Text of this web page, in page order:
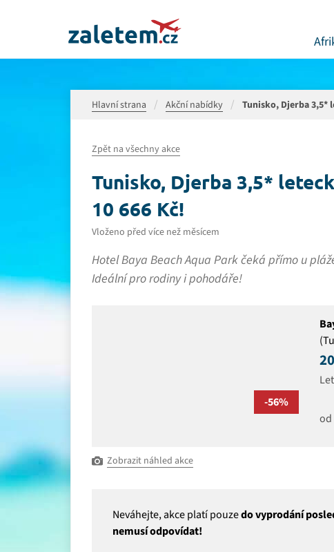
Hlavní strana Akční nabídky Tunisko, Djerba 3,5*
Zpět na všechny akce
Tunisko, Djerba 3,5*
10 666 Kč!
Vloženo před více než měsícem
Hotel Baya Beach Aqua Park čeká přímo u
Ideální pro rodiny i pohodáře!
-56%
od
Zobrazit náhled akce
Neváhejte, akce platí pouzedo vyprodání
nemusí odpovídat!